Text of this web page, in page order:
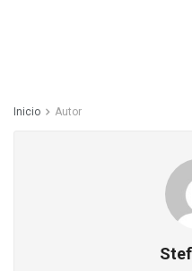
Inicio Autor